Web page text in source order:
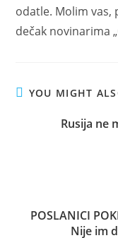
odatle. Molim vas,
dečak novinarima
YOU MIGHT
Rusija ne
POSLANICI
Nije im